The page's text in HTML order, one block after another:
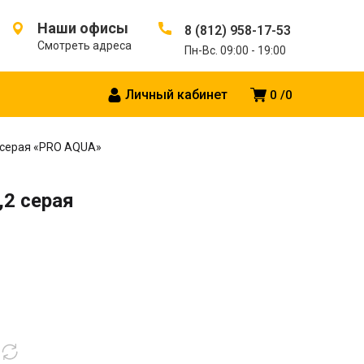
Наши офисы
Смотреть адреса
8 (812) 958-17-53
Пн-Вс. 09:00 - 19:00
0 0
Личный кабинет
«PRO AQUA»
серая